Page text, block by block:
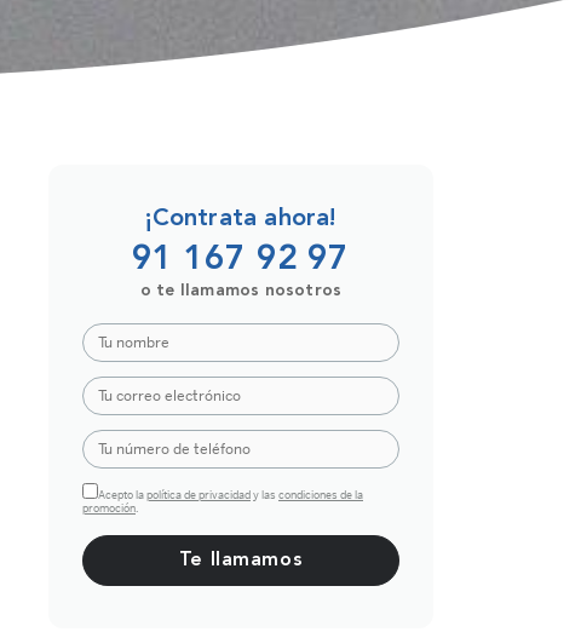
¡Contrata ahora!
91 167 92 97
o te llamamos nosotros
Acepto la política de privacidad y las condiciones de la
promoción.
Por favor, deja este campo vacío.